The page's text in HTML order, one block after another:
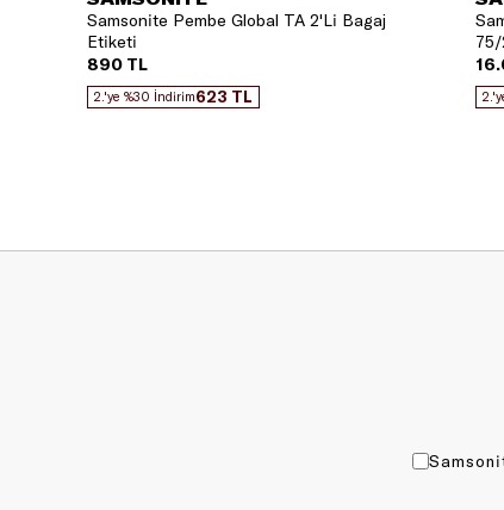
Samsonite Pembe Global TA 2'Li Bagaj
Etiketi
890 TL
2.'ye %30 İndirim623 TL
75/